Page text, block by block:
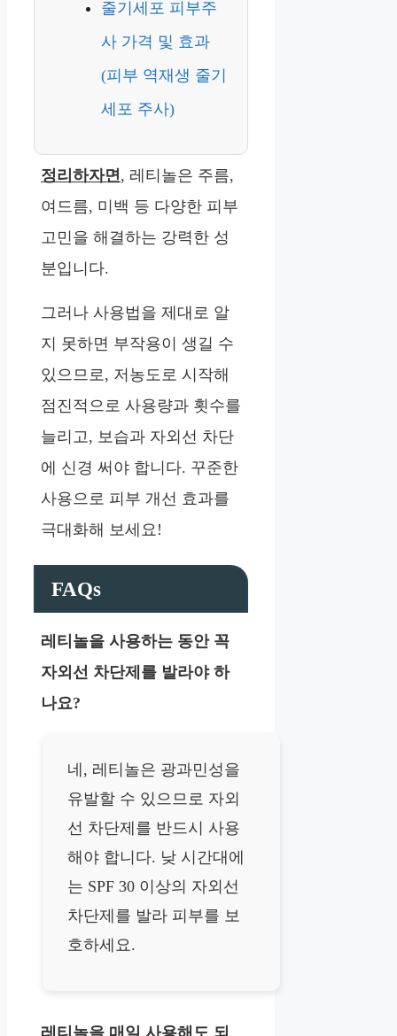
줄기세포 피부주
사 가격 및 효과
(피부 역재생 줄기
세포 주사)
정리하자면, 레티놀은 주름,
여드름, 미백 등 다양한 피부
고민을 해결하는 강력한 성
분입니다.
그러나 사용법을 제대로 알
지 못하면 부작용이 생길 수
있으므로, 저농도로 시작해
점진적으로 사용량과 횟수를
늘리고, 보습과 자외선 차단
에 신경 써야 합니다. 꾸준한
사용으로 피부 개선 효과를
극대화해 보세요!
FAQs
레티놀을 사용하는 동안 꼭
자외선 차단제를 발라야 하
나요?
네, 레티놀은 광과민성을
유발할 수 있으므로 자외
선 차단제를 반드시 사용
해야 합니다. 낮 시간대에
는 SPF 30 이상의 자외선
차단제를 발라 피부를 보
호하세요.